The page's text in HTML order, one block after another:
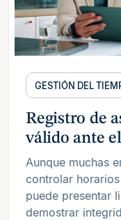
GESTIÓN DEL
Registro de
válido ante
Aunque muchas
controlar
puede presentar
demostrar